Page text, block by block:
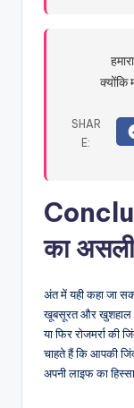
क्योंकि
का
अंत में यही कहा जा
खूबसूरत और खुशहाल
या फिर रोजमर्रा की
चाहते हैं कि आपकी
अपनी लाइफ का